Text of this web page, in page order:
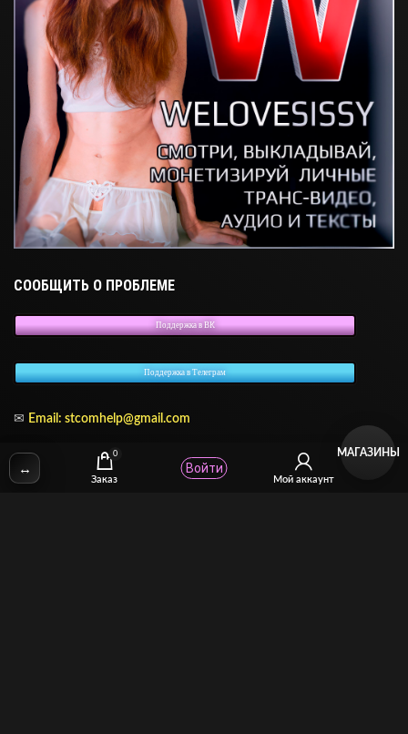
СООБЩИТЬ О ПРОБЛЕМЕ
Поддержка в ВК
Поддержка в Телеграм
✉ Email: stcomhelp@gmail.com
↔
0
Заказ Мой аккаунт
Войти
МАГАЗИНЫ